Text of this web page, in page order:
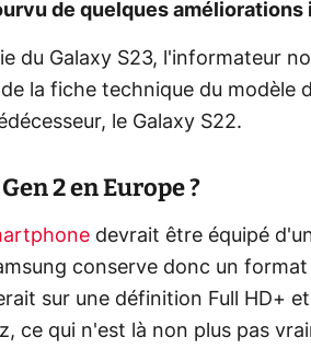
de quelques améliorations
du Galaxy S23, l'informateur
la fiche technique du modèle
le Galaxy S22.
2 en Europe ?
devrait être équipé
conserve donc un
sur une définition Full HD+
ce qui n'est là non plus pas